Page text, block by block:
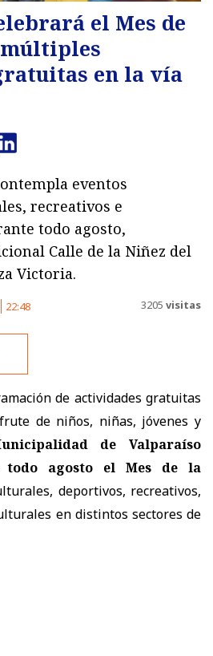
el Mes de
en la vía
eventos
recreativos e
todo agosto,
Calle de la Niñez del
Victoria.
22:48 3205 visitas
de actividades gratuitas
de niños, niñas, jóvenes y
de Valparaíso
todo agosto el Mes de la
deportivos, recreativos,
en distintos sectores de